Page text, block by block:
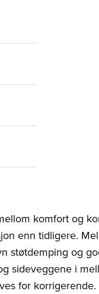
komfort og
enn tidligere.
støtdemping og
sideveggene i
for korrigerende.